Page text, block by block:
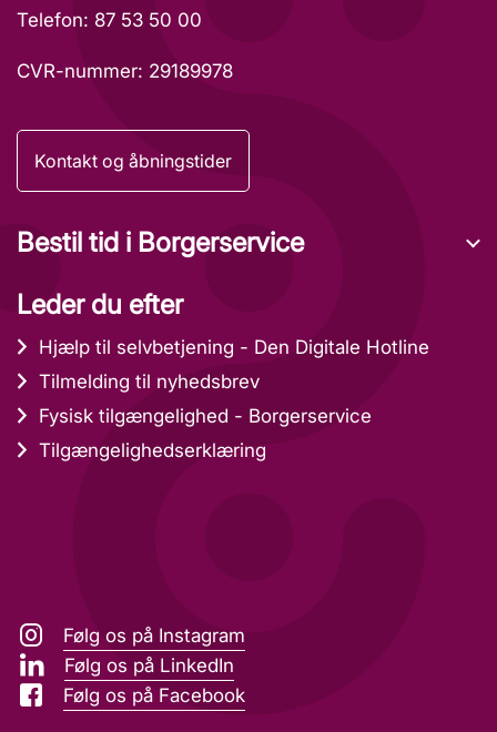
Telefon: 87 53 50 00
CVR-nummer: 29189978
Kontakt og åbningstider
Bestil tid i Borgerservice
Leder du efter
Hjælp til selvbetjening - Den Digitale Hotline
Tilmelding til nyhedsbrev
Fysisk tilgængelighed - Borgerservice
Tilgængelighedserklæring
Følg os på Instagram
Følg os på LinkedIn
Følg os på Facebook